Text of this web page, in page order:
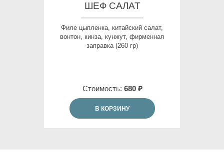
ШЕФ САЛАТ
Стоимость: 680 ₽
В КОРЗИНУ
Филе цыпленка, китайский салат,
вонтон, кинза, кунжут, фирменная
заправка (260 гр)